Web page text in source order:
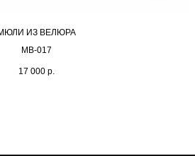
ИЗ ВЕЛЮРА
MB-017
17 000 р.